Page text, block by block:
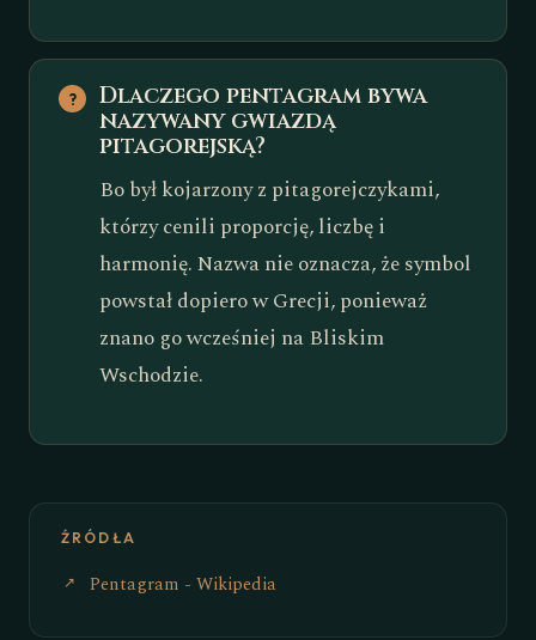
Dlaczego pentagram bywa
nazywany gwiazdą
pitagorejską?
Bo był kojarzony z pitagorejczykami,
którzy cenili proporcję, liczbę i
harmonię. Nazwa nie oznacza, że symbol
powstał dopiero w Grecji, ponieważ
znano go wcześniej na Bliskim
Wschodzie.
ŹRÓDŁA
Pentagram - Wikipedia